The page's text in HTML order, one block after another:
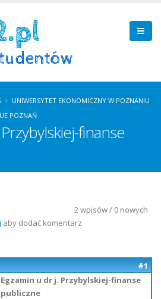
UNIWERSYTET EKONOMICZNY W POZNANIU
POZNAŃ
finanse
2 wpisów / 0 nowych
aby dodać komentarz
#1
Egzamin u dr j. Przybylskiej-finanse
publiczne